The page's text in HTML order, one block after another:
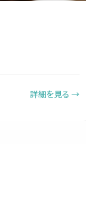
詳細を見る →